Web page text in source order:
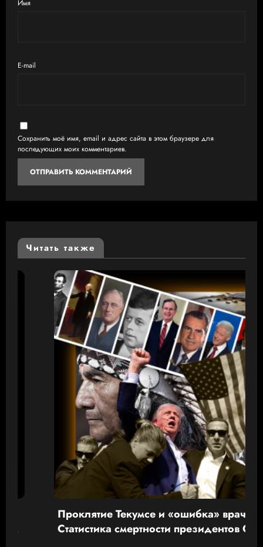
Имя
E-mail
Сохранить моё имя, email и адрес сайта в этом браузере для
последующих моих комментариев.
Читать также
Проклятие Текумсе и «ошибка» врачей.
Статистика смертности президентов США